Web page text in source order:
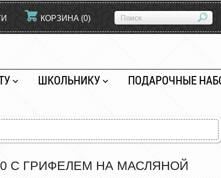
КОРЗИНА (0)
ШКОЛЬНИКУ ПОДАРОЧНЫЕ
С ГРИФЕЛЕМ НА МАСЛЯНОЙ